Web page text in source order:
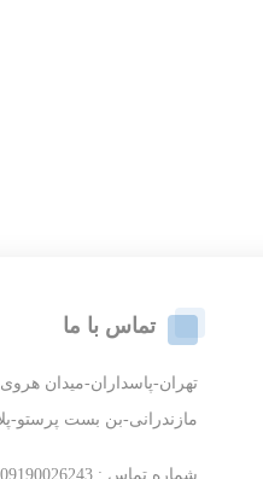
تماس با ما
تهران-پاسداران-میدان
مازندرانی-بن بست پرستو-
شماره تماس : 09190026243